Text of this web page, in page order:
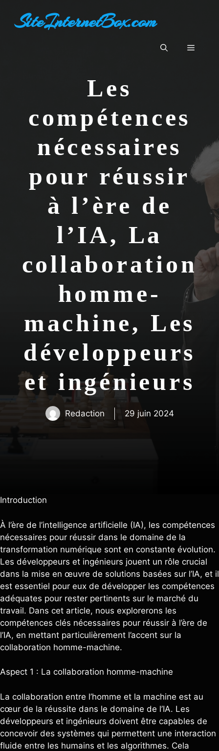
contenuSiteInternetBox.com
Menu
Les
compétences
nécessaires
pour réussir
à l’ère de
l’IA, La
collaboration
homme-
machine, Les
développeurs
et ingénieurs
Redaction 29 juin 2024
Introduction
À l’ère de l’intelligence artificielle (IA), les compétences
nécessaires pour réussir dans le domaine de la
transformation numérique sont en constante évolution.
Les développeurs et ingénieurs jouent un rôle crucial
dans la mise en œuvre de solutions basées sur l’IA, et il
est essentiel pour eux de développer les compétences
adéquates pour rester pertinents sur le marché du
travail. Dans cet article, nous explorerons les
compétences clés nécessaires pour réussir à l’ère de
l’IA, en mettant particulièrement l’accent sur la
collaboration homme-machine.
Aspect 1 : La collaboration homme-machine
La collaboration entre l’homme et la machine est au
cœur de la réussite dans le domaine de l’IA. Les
développeurs et ingénieurs doivent être capables de
concevoir des systèmes qui permettent une interaction
fluide entre les humains et les algorithmes. Cela